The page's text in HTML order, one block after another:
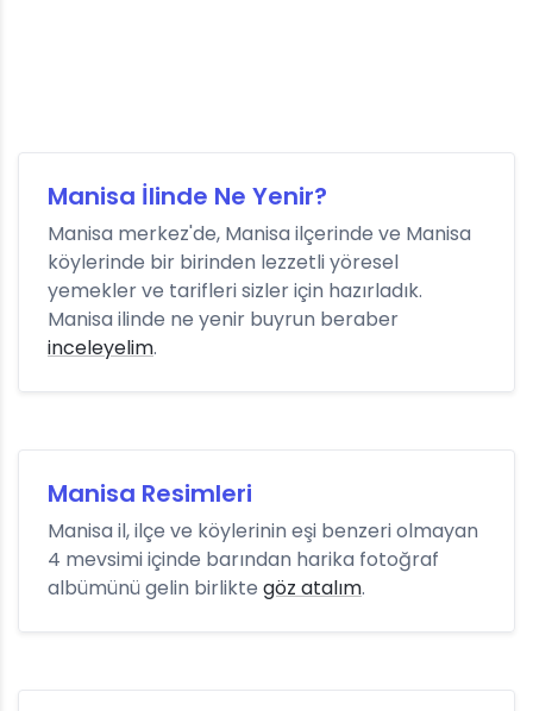
Manisa İlinde Ne Yenir?
Manisa merkez'de, Manisa ilçerinde ve Manisa
köylerinde bir birinden lezzetli yöresel
yemekler ve tarifleri sizler için hazırladık.
Manisa ilinde ne yenir buyrun beraber
inceleyelim.
Manisa Resimleri
Manisa il, ilçe ve köylerinin eşi benzeri olmayan
4 mevsimi içinde barından harika fotoğraf
albümünü gelin birlikte göz atalım.